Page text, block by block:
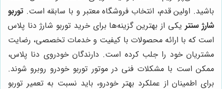
باشید. اولین قدم، انتخاب فروشگاه معتبر و با سابقه است. توربو
شارژ سنتر یکی از بهترین گزینه‌ها برای خرید توربو شارژ دنا پلاس
است که با ارائه محصولات با کیفیت و خدمات تخصصی، رضایت
مشتریان خود را جلب کرده است. دارندگان خودروی دنا پلاس،
ممکن است با مشکلات فنی در موتور توربو خودرو روبرو شوند.
برای اطمینان از عملکرد بهتر خودرو، باید نسبت به تعمیر توربو